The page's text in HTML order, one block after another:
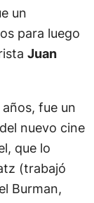
un
para luego
Juan
fue un
nuevo cine
que lo
(trabajó
Burman,